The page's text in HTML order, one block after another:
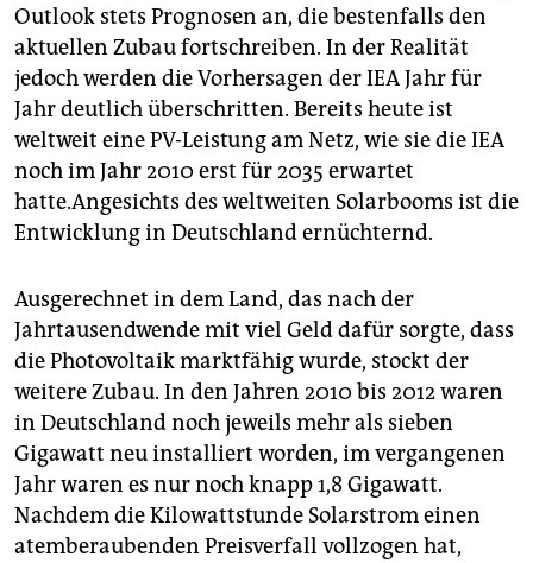
Outlook stets Prognosen an, die bestenfalls den
aktuellen Zubau fortschreiben. In der Realität
jedoch werden die Vorhersagen der IEA Jahr für
Jahr deutlich überschritten. Bereits heute ist
weltweit eine PV-Leistung am Netz, wie sie die IEA
noch im Jahr 2010 erst für 2035 erwartet
hatte.Angesichts des weltweiten Solarbooms ist die
Entwicklung in Deutschland ernüchternd.
Ausgerechnet in dem Land, das nach der
Jahrtausendwende mit viel Geld dafür sorgte, dass
die Photovoltaik marktfähig wurde, stockt der
weitere Zubau. In den Jahren 2010 bis 2012 waren
in Deutschland noch jeweils mehr als sieben
Gigawatt neu installiert worden, im vergangenen
Jahr waren es nur noch knapp 1,8 Gigawatt.
Nachdem die Kilowattstunde Solarstrom einen
atemberaubenden Preisverfall vollzogen hat,